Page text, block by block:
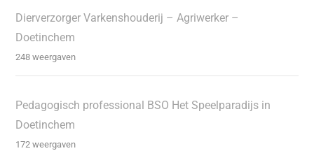
Dierverzorger Varkenshouderij – Agriwerker –
Doetinchem
248 weergaven
Pedagogisch professional BSO Het Speelparadijs in
Doetinchem
172 weergaven